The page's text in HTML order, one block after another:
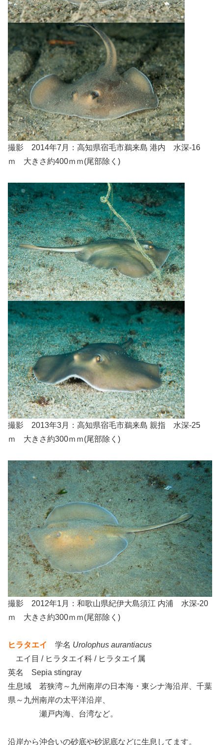
撮影 2014年7月：高知県宿毛市鵜来島 港内 水深-16
ｍ 大きさ約400ｍｍ(尾部除く)
撮影 2013年3月：高知県宿毛市鵜来島 親指 水深-25
ｍ 大きさ約300ｍｍ(尾部除く)
撮影 2012年1月：和歌山県紀伊大島須江 内浦 水深-20
ｍ 大きさ約300ｍｍ(尾部除く)
ヒラタエイ 学名 Urolophus aurantiacus
エイ目 / ヒラタエイ科 / ヒラタエイ属
英名 Sepia stingray
生息域 若狭湾～九州南岸の日本海・東シナ海沿岸、千葉
県～九州南岸の太平洋沿岸、
瀬戸内海、台湾など。
沿岸から沖合いの砂底や砂泥底などに生息してます。